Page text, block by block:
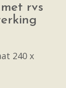
rvs
240 x